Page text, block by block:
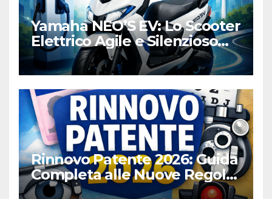
Yamaha NEO’S EV: Lo Scooter
Elettrico Agile e Silenzioso
per la Città
Rinnovo Patente 2026: Guida
Completa alle Nuove Regole,
Digitalizzazione e Costi